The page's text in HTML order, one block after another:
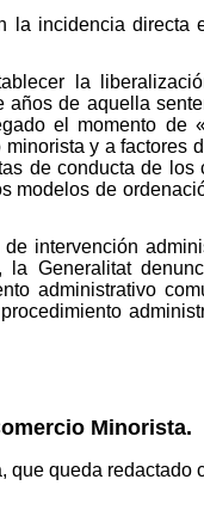
la incidencia directa
la
años de aquella
el momento de
y a factores
de conducta de los
modelos de
intervención
la Generalitat
administrativo
Minorista.
que queda redactado